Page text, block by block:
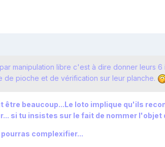
manipulation libre c'est à dire donner leurs
de pioche et de vérification sur leur planche.
être beaucoup...Le loto implique qu'ils
si tu insistes sur le fait de nommer
complexifier...